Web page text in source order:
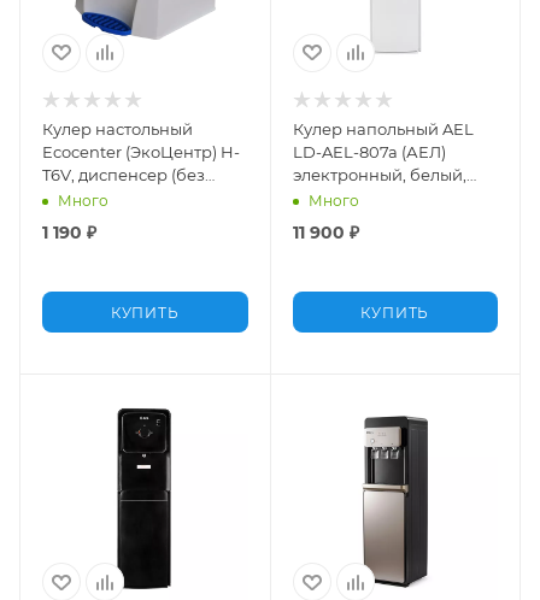
Кулер настольный
Ecocenter (ЭкоЦентр) H-
T6V, диспенсер (без
нагрева и охлаждения),
Много
1 190 ₽
КУПИТЬ
Кулер напольный AEL
LD-AEL-807a (АЕЛ)
электронный, белый,
нижняя загрузка
Много
11 900 ₽
КУПИТЬ